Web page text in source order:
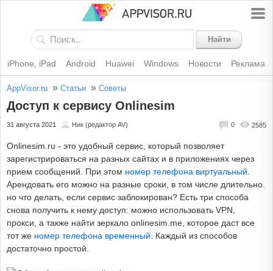
Найти
iPhone, iPad Android Huawei Windows Новости Реклама
AppVisor.ru » Статьи » Советы
Доступ к сервису Onlinesim
31 августа 2021 Ник (редактор AV) 2585
0
Onlinesim.ru - это удобный сервис, который позволяет
зарегистрироваться на разных сайтах и в приложениях через
прием сообщений. При этом номер телефона виртуальный
Арендовать его можно на разные сроки, в том числе длительно.
но что делать, если сервис заблокирован? Есть три способа
снова получить к нему доступ: можно использовать VPN,
прокси, а также найти зеркало onlinesim.me, которое даст все
тот же номер телефона временный . Каждый из способов
достаточно простой.